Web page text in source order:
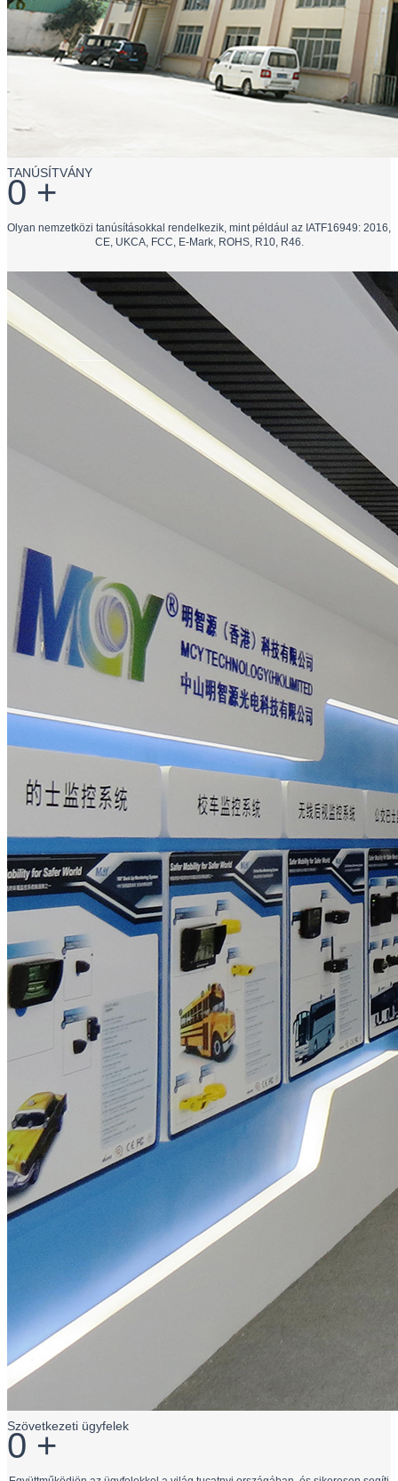
TANÚSÍTVÁNY
0 +
Olyan nemzetközi tanúsításokkal rendelkezik, mint például az IATF16949: 2016,
CE, UKCA, FCC, E-Mark, ROHS, R10, R46.
Szövetkezeti ügyfelek
0 +